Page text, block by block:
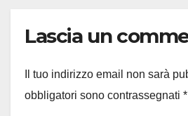
Lascia un
Il tuo indirizzo email non sarà
obbligatori sono contrassegnati *